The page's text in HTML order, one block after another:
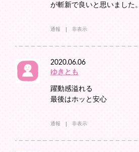
が斬新で良いと思いました。
通報 非表示
2020.06.06
ゆきとも
躍動感溢れる
最後はホッと安心
通報 非表示